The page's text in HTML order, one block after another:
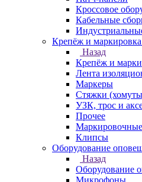
Кроссовое
Кабельные
Крепёж и маркировка
Назад
Крепёж и
Лента
Маркеры
Стяжки
УЗК, трос и
Прочее
Клипсы
Оборудование
Назад
Оборудование
Микрофоны